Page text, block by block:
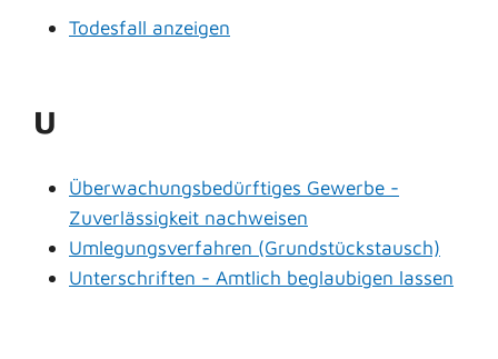
Todesfall anzeigen
U
Überwachungsbedürftiges Gewerbe -
Zuverlässigkeit nachweisen
Umlegungsverfahren (Grundstückstausch)
Unterschriften - Amtlich beglaubigen lassen